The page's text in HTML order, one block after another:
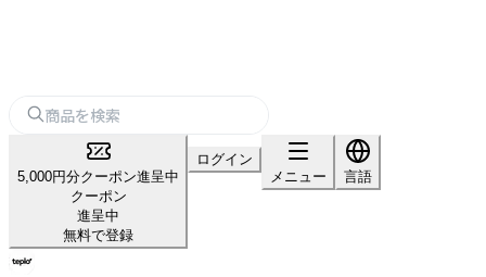
5,000円分クーポン進呈中
クーポン
進呈中
無料で登録
ログイン
メニュー
言語